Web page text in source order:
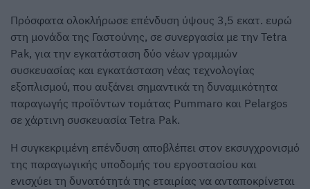
Πρόσφατα ολοκλήρωσε επένδυση ύψους 3,5 εκατ. ευρώ
στη μονάδα της Γαστούνης, σε συνεργασία με την Tetra
Pak, για την εγκατάσταση δύο νέων γραμμών
συσκευασίας και εγκατάσταση νέας τεχνολογίας
εξοπλισμού, που αυξάνει σημαντικά τη δυναμικότητα
παραγωγής προϊόντων τομάτας Pummaro και Pelargos
σε χάρτινη συσκευασία Tetra Pak.
Η συγκεκριμένη επένδυση αποβλέπει στον εκσυγχρονισμό
της παραγωγικής υποδομής του εργοστασίου και
ενισχύει τη δυνατότητά της εταιρίας να ανταποκρίνεται